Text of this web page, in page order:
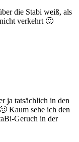
die Stabi weiß, als
verkehrt 🙂
ja tatsächlich in den
Kaum sehe ich den
Geruch in der